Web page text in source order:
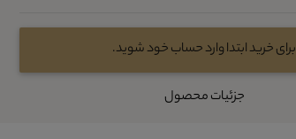
برای خرید ابتدا وارد حساب خود شوید.
جزئیات محصول